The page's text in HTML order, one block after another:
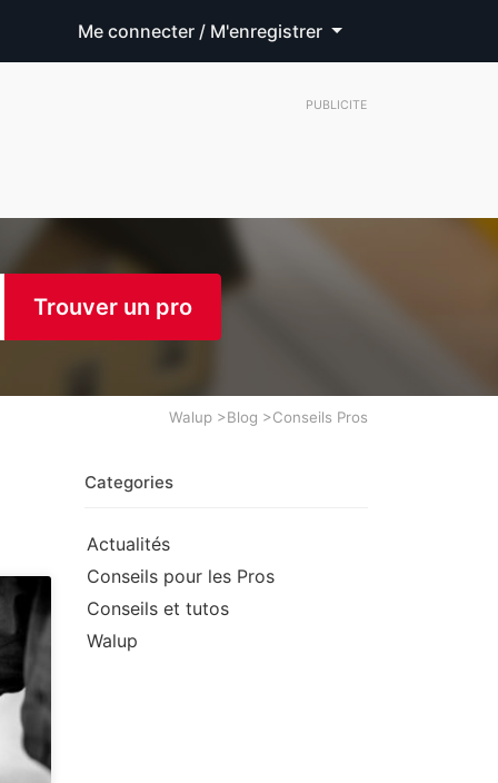
Me connecter / M'enregistrer
PUBLICITE
Trouver un pro
Walup >Blog >Conseils Pros
Categories
Actualités
Conseils pour les Pros
Conseils et tutos
Walup